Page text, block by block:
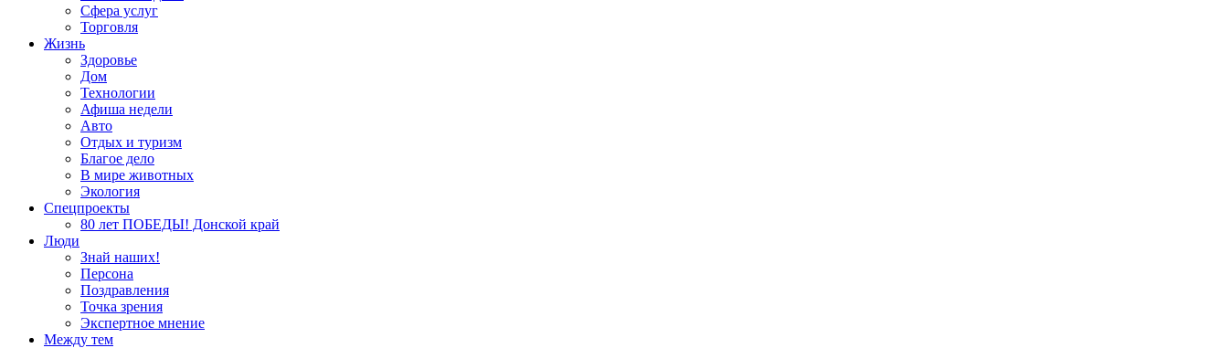
Сфера услуг
Торговля
Жизнь
Здоровье
Дом
Технологии
Афиша недели
Авто
Отдых и туризм
Благое дело
В мире животных
Экология
Спецпроекты
80 лет ПОБЕДЫ! Донской край
Люди
Знай наших!
Персона
Поздравления
Точка зрения
Экспертное мнение
Между тем